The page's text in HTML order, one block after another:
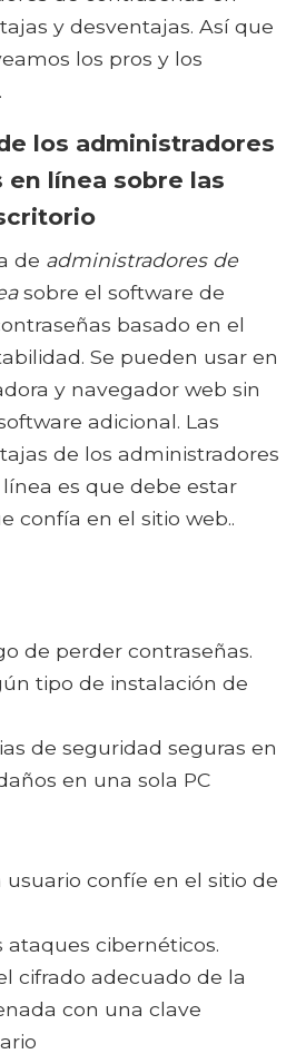
y desventajas. Así que
los pros y los
los administradores
en línea sobre las
de administradores de
sobre el software de
basado en el
Se pueden usar en
y navegador web sin
adicional. Las
de los administradores
es que debe estar
confía en el sitio web..
de perder contraseñas.
tipo de instalación de
de seguridad seguras en
en una sola PC
usuario confíe en el sitio de
ataques cibernéticos.
cifrado adecuado de la
con una clave